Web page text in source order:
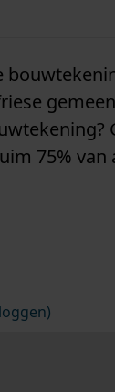
75%